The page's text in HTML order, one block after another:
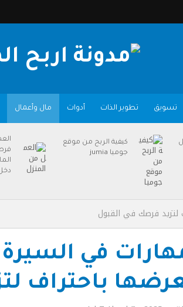
تسويق تطوير الذات أدوات مال وأعمال
كيفية الربح من موقع
جوميا jumia
لتزيد فرصك في القبول
في السيرة
باحتراف